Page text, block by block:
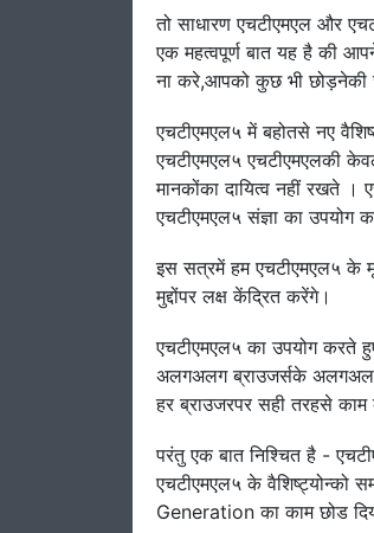
तो साधारण एचटीएमएल और
एक महत्वपूर्ण बात यह है की
ना करे,आपको कुछ भी छोड़नेकी
एचटीएमएल५ में बहोतसे नए
एचटीएमएल५ एचटीएमएलकी
मानकोंका दायित्व नहीं रखते
एचटीएमएल५ संज्ञा का
इस सत्रमें हम एचटीएमएल५ के
मुद्दोंपर लक्ष केंद्रित करेंगे।
एचटीएमएल५ का उपयोग करते
अलगअलग ब्राउजर्सके
हर ब्राउजरपर सही तरहसे
परंतु एक बात निश्चित है -
एचटीएमएल५ के वैशिष्ट्योन्को
Generation का काम छोड